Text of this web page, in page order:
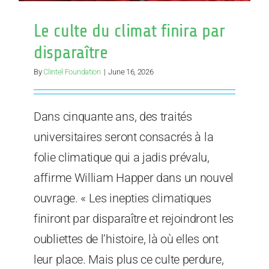
Le culte du climat finira par
disparaître
ByClintel Foundation | June 16, 2026
Dans cinquante ans, des traités
universitaires seront consacrés à la
folie climatique qui a jadis prévalu,
affirme William Happer dans un nouvel
ouvrage. « Les inepties climatiques
finiront par disparaître et rejoindront les
oubliettes de l’histoire, là où elles ont
leur place. Mais plus ce culte perdure,